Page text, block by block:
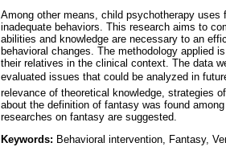
Among other means, child psychotherapy
inadequate behaviors. This research aims to
abilities and knowledge are necessary to an
behavioral changes. The methodology applied
their relatives in the clinical context. The data
evaluated issues that could be analyzed in
relevance of theoretical knowledge, strategies
about the definition of fantasy was found
researches on fantasy are suggested.
Keywords: Behavioral intervention, Fantasy,